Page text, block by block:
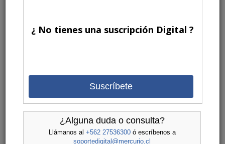
¿ No tienes una suscripción Digital ?
Suscríbete
¿Alguna duda o consulta?
Llámanos al +562 27536300ó escríbenos a
soportedigital@mercurio.cl